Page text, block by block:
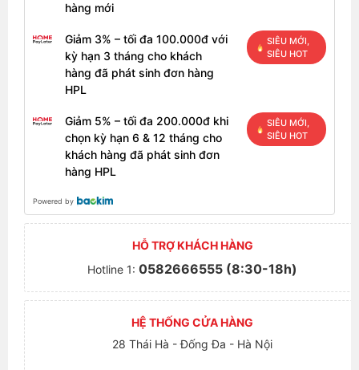
hàng mới
Giảm 3% – tối đa 100.000đ với
kỳ hạn 3 tháng cho khách
hàng đã phát sinh đơn hàng
HPL
SIÊU MỚI,
SIÊU HOT
Giảm 5% – tối đa 200.000đ khi
chọn kỳ hạn 6 & 12 tháng cho
khách hàng đã phát sinh đơn
hàng HPL
SIÊU MỚI,
SIÊU HOT
Powered by
HỖ TRỢ KHÁCH HÀNG
Hotline 1: 0582666555 (8:30-18h)
HỆ THỐNG CỬA HÀNG
28 Thái Hà - Đống Đa - Hà Nội